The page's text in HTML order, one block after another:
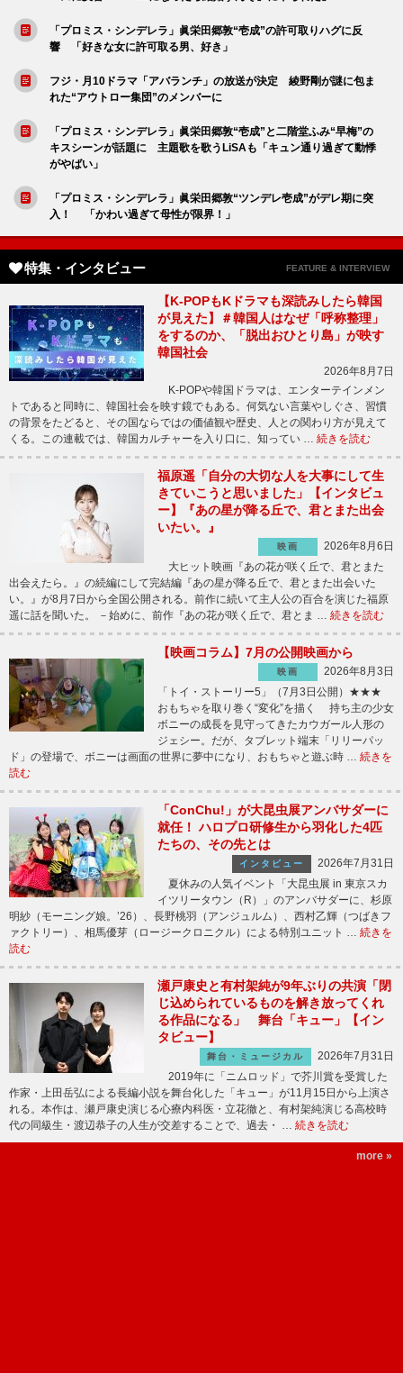
「プロミス・シンデレラ」眞栄田郷敦“壱成”の許可取りハグに反
響 「好きな女に許可取る男、好き」
フジ・月10ドラマ「アバランチ」の放送が決定 綾野剛が謎に包ま
れた“アウトロー集団”のメンバーに
「プロミス・シンデレラ」眞栄田郷敦“壱成”と二階堂ふみ“早梅”の
キスシーンが話題に 主題歌を歌うLiSAも「キュン通り過ぎて動悸
がやばい」
「プロミス・シンデレラ」眞栄田郷敦“ツンデレ壱成”がデレ期に突
入！ 「かわい過ぎて母性が限界！」
特集・インタビュー FEATURE & INTERVIEW
【K-POPもKドラマも深読みしたら韓国
が見えた】＃韓国人はなぜ「呼称整理」
をするのか、「脱出おひとり島」が映す
韓国社会
2026年8月7日
K-POPや韓国ドラマは、エンターテインメン
トであると同時に、韓国社会を映す鏡でもある。何気ない言葉やしぐさ、習慣
の背景をたどると、その国ならではの価値観や歴史、人との関わり方が見えて
くる。この連載では、韓国カルチャーを入り口に、知ってい … 続きを読む
福原遥「自分の大切な人を大事にして生
きていこうと思いました」【インタビュ
ー】『あの星が降る丘で、君とまた出会
いたい。』
映画
2026年8月6日
大ヒット映画『あの花が咲く丘で、君とまた
出会えたら。』の続編にして完結編『あの星が降る丘で、君とまた出会いた
い。』が8月7日から全国公開される。前作に続いて主人公の百合を演じた福原
遥に話を聞いた。 －始めに、前作『あの花が咲く丘で、君とま … 続きを読む
【映画コラム】7月の公開映画から
映画
2026年8月3日
「トイ・ストーリー5」（7月3日公開）★★★
おもちゃを取り巻く“変化”を描く 持ち主の少女
ボニーの成長を見守ってきたカウガール人形の
ジェシー。だが、タブレット端末「リリーパッ
ド」の登場で、ボニーは画面の世界に夢中になり、おもちゃと遊ぶ時 … 続きを
読む
「ConChu!」が大昆虫展アンバサダーに
就任！ ハロプロ研修生から羽化した4匹
たちの、その先とは
インタビュー
2026年7月31日
夏休みの人気イベント「大昆虫展 in 東京スカ
イツリータウン（R）」のアンバサダーに、杉原
明紗（モーニング娘。’26）、長野桃羽（アンジュルム）、西村乙輝（つばきフ
ァクトリー）、相馬優芽（ロージークロニクル）による特別ユニット … 続きを
読む
瀬戸康史と有村架純が9年ぶりの共演「閉
じ込められているものを解き放ってくれ
る作品になる」 舞台「キュー」【イン
タビュー】
舞台・ミュージカル
2026年7月31日
2019年に「ニムロッド」で芥川賞を受賞した
作家・上田岳弘による長編小説を舞台化した「キュー」が11月15日から上演さ
れる。本作は、瀬戸康史演じる心療内科医・立花徹と、有村架純演じる高校時
代の同級生・渡辺恭子の人生が交差することで、過去・ … 続きを読む
more »